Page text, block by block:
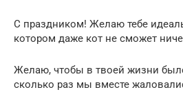
С праздником! Желаю тебе
котором даже кот не сможет
Желаю, чтобы в твоей жизни
сколько раз мы вместе